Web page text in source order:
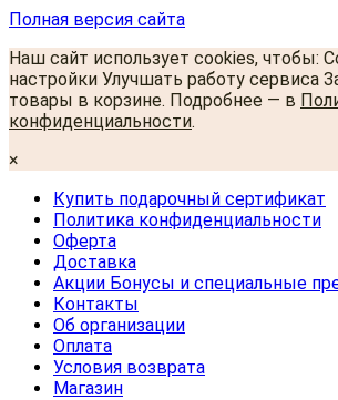
Полная версия сайта
Наш сайт использует cookies, чтобы:
настройки Улучшать работу сервиса
товары в корзине. Подробнее — в
конфиденциальности.
×
Купить подарочный сертификат
Политика конфиденциальности
Оферта
Доставка
Акции Бонусы и специальные
Контакты
Об организации
Оплата
Условия возврата
Магазин